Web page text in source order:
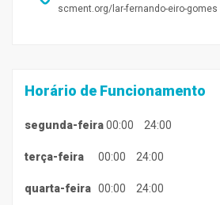
scment.org/lar-fernando-eiro-gomes
Horário de Funcionamento
segunda-feira00:00 24:00
terça-feira 00:00 24:00
quarta-feira 00:00 24:00